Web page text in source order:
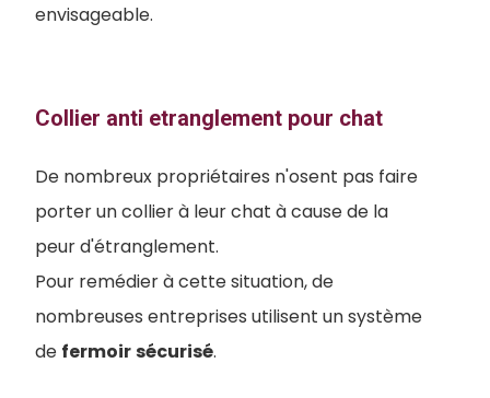
envisageable.
Collier anti etranglement pour chat
De nombreux propriétaires n'osent pas faire
porter un collier à leur chat à cause de la
peur d'étranglement.
Pour remédier à cette situation, de
nombreuses entreprises utilisent un système
de fermoirsécurisé.